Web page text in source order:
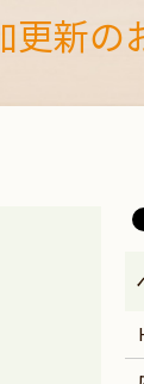
新の